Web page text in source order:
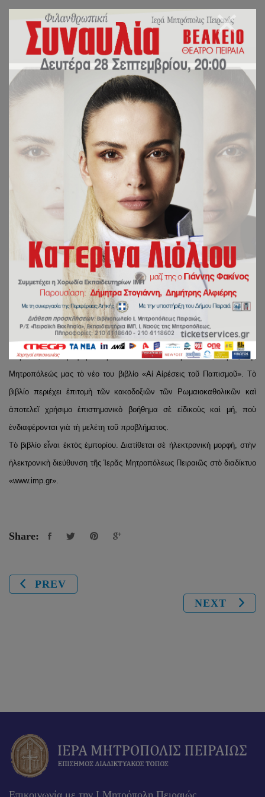
ΒΙΒΛΙΟ
ΣΕΒΑΣΜΙΩΤΑΤΟΥ
ΜΗΤΡΟΠΟΛΙΤΗ
ΠΕΙΡΑΙΩΣ Κ.
ΣΕΡΑΦΕΙΜ «ΑΙ
ΑΙΡΕΣΕΙΣ ΤΟΥ
ΠΑΠΙΣΜΟΥ»
Τὴν Τετάρτη 24 Ἰουνίου πραγματοποιήθηκε Ἱερατικὴ Σύναξη στὸ
Πνευματικὸ Κέντρο τοῦ Μητροπολιτικοῦ Ἱεροῦ Ναοῦ τῆς Ἁγίας Τριάδος.
Μὲ ἀφορμὴ αὐτὴ τὴ συνάντηση ὁ Σεβασμιώτατος Μητροπολίτης
Πειραιῶς κ. Σεραφεὶμ παρουσίασε καὶ διένειμε στοὺς Ἱερεῖς τῆς
Μητροπόλεώς μας τὸ νέο του βιβλίο «Αἱ Αἱρέσεις τοῦ Παπισμοῦ». Τὸ
βιβλίο περιέχει ἐπιτομὴ τῶν κακοδοξιῶν τῶν Ρωμαιοκαθολικῶν καὶ
ἀποτελεῖ χρήσιμο ἐπιστημονικὸ βοήθημα σὲ εἰδικοὺς καὶ μή, ποὺ
ἐνδιαφέρονται γιὰ τὴ μελέτη τοῦ προβλήματος.
Τὸ βιβλίο εἶναι ἐκτὸς ἐμπορίου. Διατίθεται σὲ ἠλεκτρονικὴ μορφή, στὴν
ἠλεκτρονικὴ διεύθυνση τῆς Ἱερᾶς Μητροπόλεως Πειραιῶς στὸ διαδίκτυο
«www.imp.gr».
Share:
PREV
NEXT